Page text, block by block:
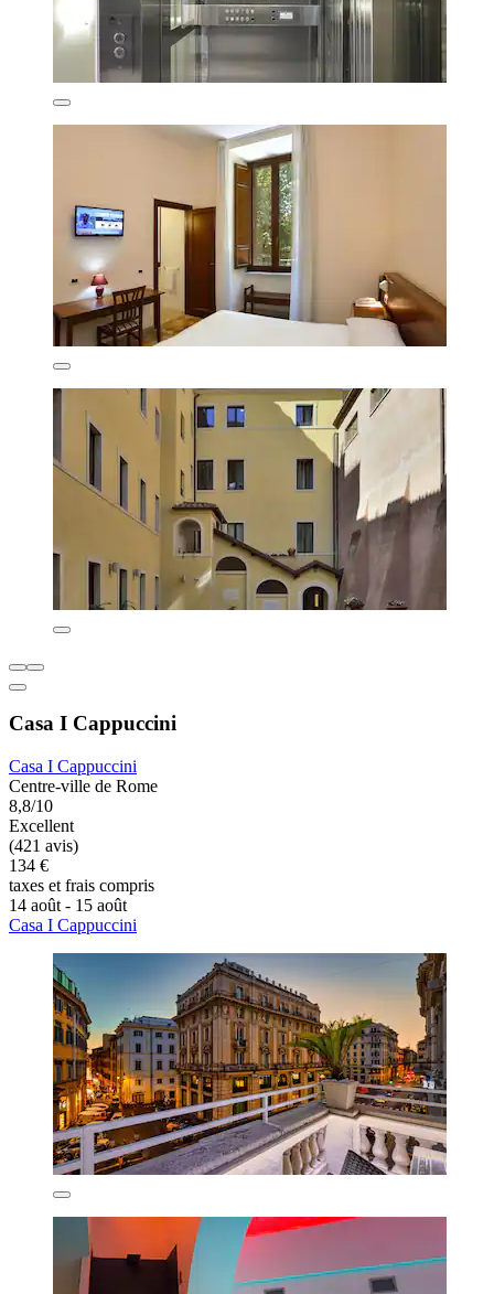
Casa I Cappuccini
Casa I Cappuccini
Centre-ville de Rome
8,8/10
Excellent
(421 avis)
134 €
taxes et frais compris
14 août - 15 août
Casa I Cappuccini